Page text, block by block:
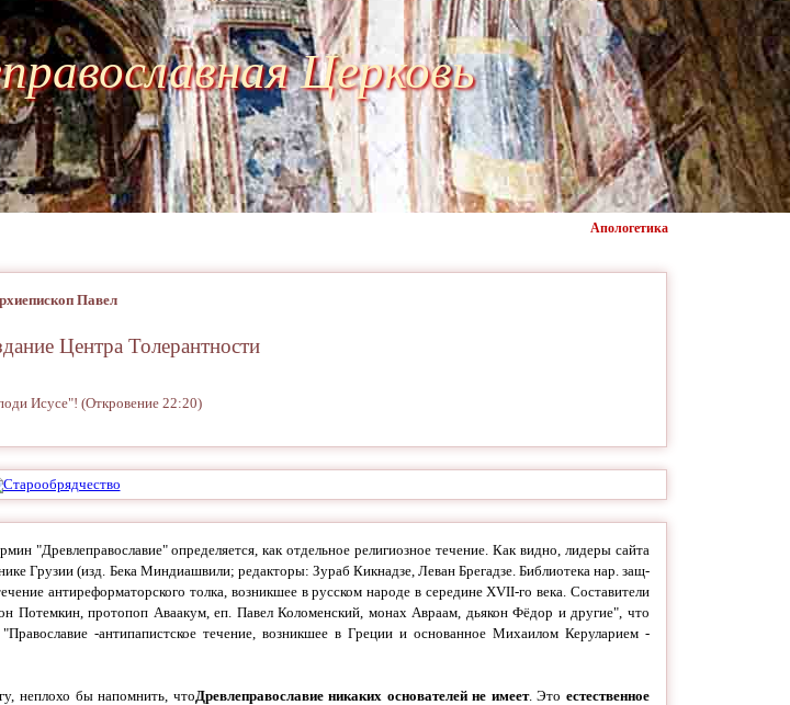
Церковь
Апологетика
Павел
Центра Толерантности
Исусе"! (Откровение 22:20)
"Древлеправославие" определяется, как отдельное религиозное течение. Как видно, лидеры сайта
Грузии (изд. Бека Миндиашвили; редакторы: Зураб Кикнадзе, Леван Брегадзе. Библиотека нар. защ-
антиреформаторского толка, возникшее в русском народе в середине XVII-го века. Составители
Потемкин, протопоп Аваакум, еп. Павел Коломенский, монах Авраам, дьякон Фёдор и другие", что
-антипапистское течение, возникшее в Греции и основанное Михаилом Керуларием -
неплохо бы напомнить, чтоДревлеправославие никаких основателей не имеет. Это естественное